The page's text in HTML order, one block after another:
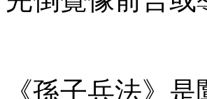
《孫子兵法》 是